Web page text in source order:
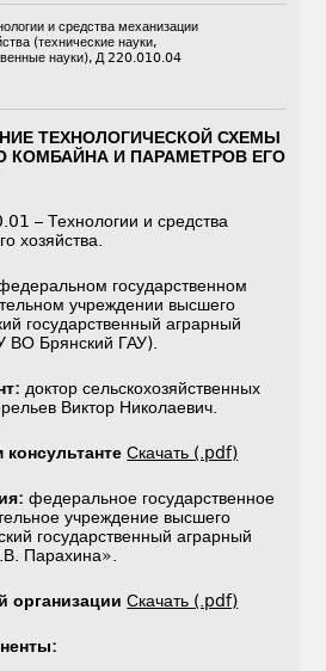
и средства механизации
(технические науки,
науки), Д 220.010.04
ТЕХНОЛОГИЧЕСКОЙ СХЕМЫ
КОМБАЙНА И ПАРАМЕТРОВ ЕГО
– Технологии и средства
хозяйства.
государственном
учреждении высшего
государственный аграрный
ВО Брянский ГАУ).
доктор сельскохозяйственных
Виктор Николаевич.
Скачать (.pdf)
федеральное государственное
учреждение высшего
государственный аграрный
Парахина».
организации Скачать (.pdf)